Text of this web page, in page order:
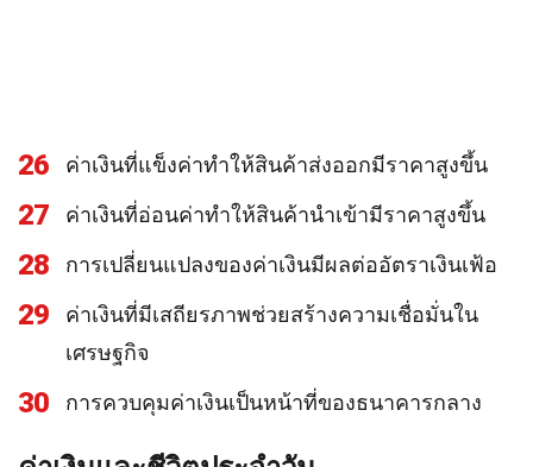
26 ค่าเงินที่แข็งค่าทำให้สินค้าส่งออกมีราคาสูงขึ้น
27 ค่าเงินที่อ่อนค่าทำให้สินค้านำเข้ามีราคาสูงขึ้น
28 การเปลี่ยนแปลงของค่าเงินมีผลต่ออัตราเงินเฟ้อ
29
ค่าเงินที่มีเสถียรภาพช่วยสร้างความเชื่อมั่นใน
เศรษฐกิจ
30 การควบคุมค่าเงินเป็นหน้าที่ของธนาคารกลาง